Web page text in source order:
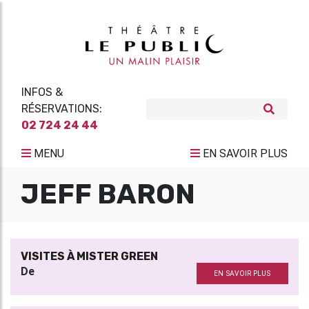
INFOS &
RÉSERVATIONS:
02 724 24 44
MENU EN SAVOIR PLUS
JEFF BARON
VISITES À MISTER GREEN
De EN SAVOIR PLUS